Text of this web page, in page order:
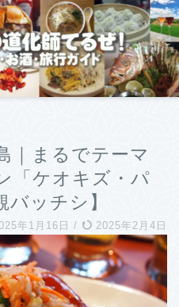
｜まるでテーマ
「ケオキズ・パ
ッチシ】
年1月16日 / 2025年2月4日